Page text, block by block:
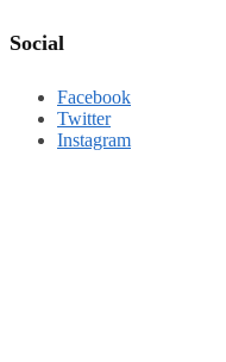
Social
Facebook
Twitter
Instagram